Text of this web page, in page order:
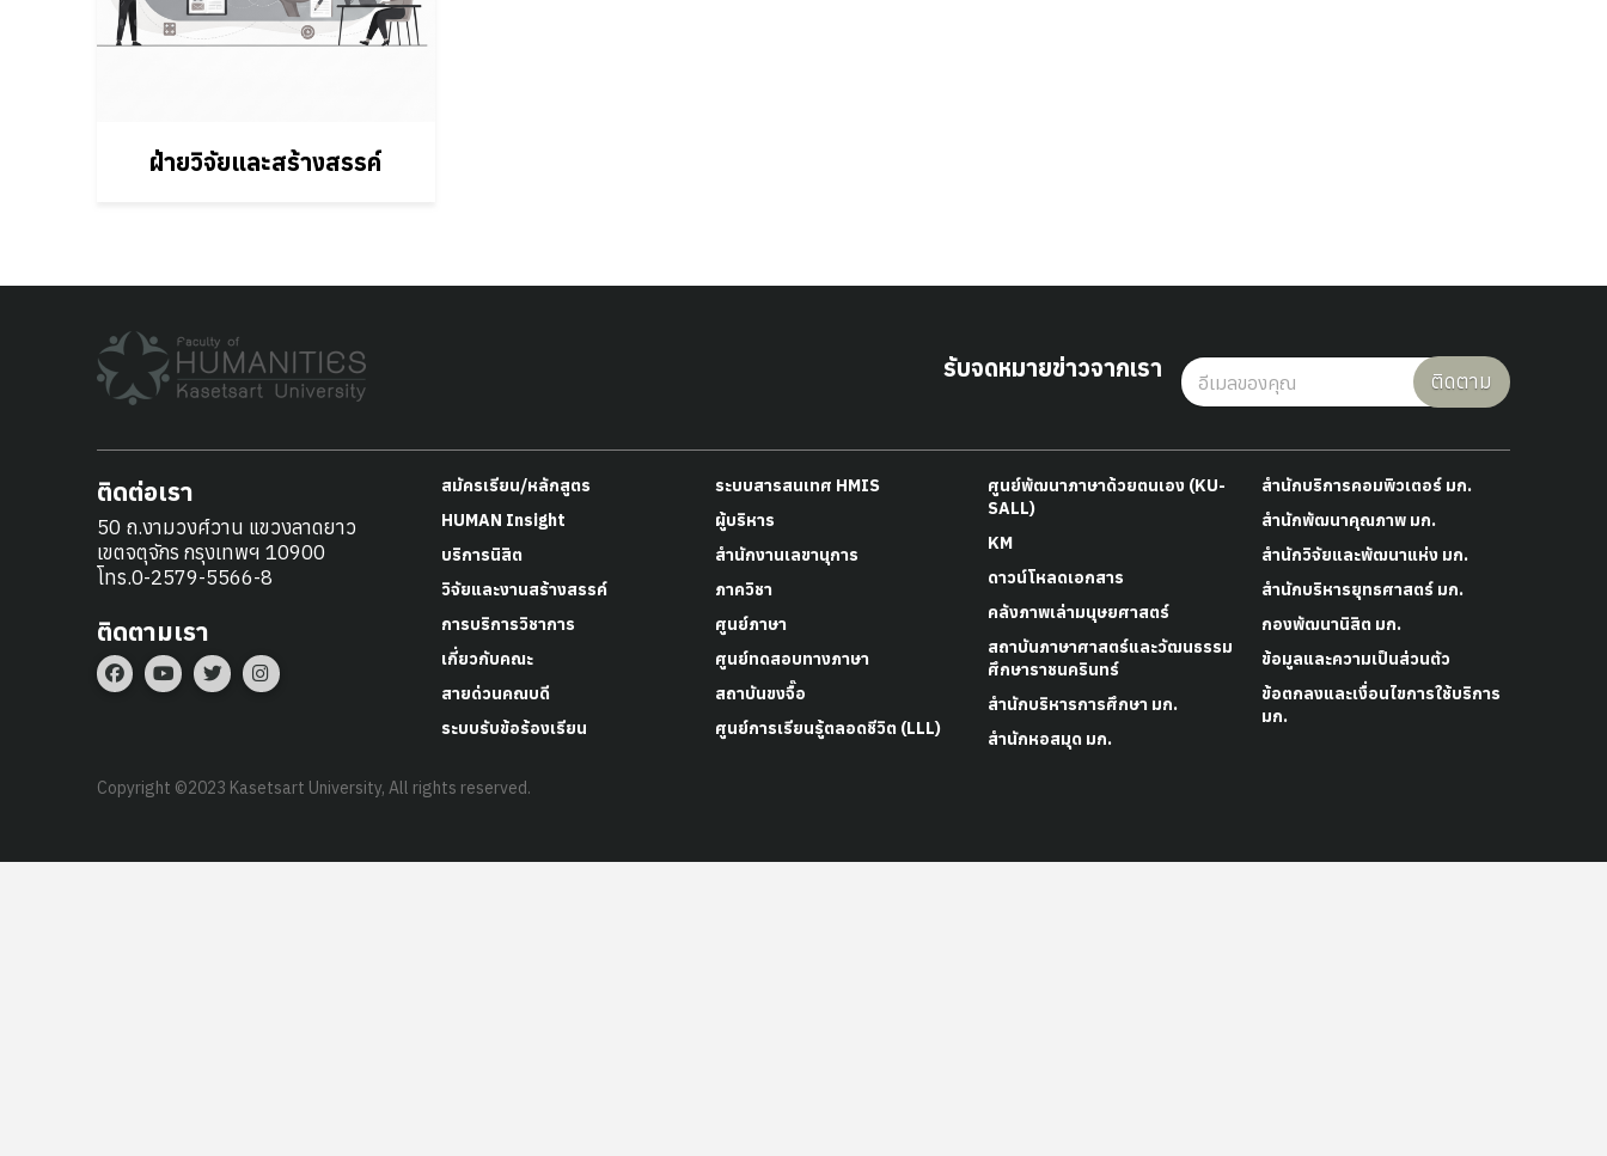
ฝ่ายวิจัยและสร้างสรรค์
รับจดหมายข่าวจากเรา ติดตาม
ติดต่อเรา
50 ถ.งามวงศ์วาน แขวงลาดยาว
เขตจตุจักร กรุงเทพฯ 10900
โทร.0-2579-5566-8
ติดตามเรา
สมัครเรียน/หลักสูตร
HUMAN Insight
บริการนิสิต
วิจัยและงานสร้างสรรค์
การบริการวิชาการ
เกี่ยวกับคณะ
สายด่วนคณบดี
ระบบรับข้อร้องเรียน
ระบบสารสนเทศ HMIS
ผู้บริหาร
สำนักงานเลขานุการ
ภาควิชา
ศูนย์ภาษา
ศูนย์ทดสอบทางภาษา
สถาบันขงจื๊อ
ศูนย์การเรียนรู้ตลอดชีวิต (LLL)
ศูนย์พัฒนาภาษาด้วยตนเอง (KU-
SALL)
KM
ดาวน์โหลดเอกสาร
คลังภาพเล่ามนุษยศาสตร์
สถาบันภาษาศาสตร์และวัฒนธรรม
ศึกษาราชนครินทร์
สำนักบริหารการศึกษา มก.
สำนักหอสมุด มก.
สำนักบริการคอมพิวเตอร์ มก.
สำนักพัฒนาคุณภาพ มก.
สำนักวิจัยและพัฒนาแห่ง มก.
สำนักบริหารยุทธศาสตร์ มก.
กองพัฒนานิสิต มก.
ข้อมูลและความเป็นส่วนตัว
ข้อตกลงและเงื่อนไขการใช้บริการ
มก.
Copyright ©2023 Kasetsart University, All rights reserved.